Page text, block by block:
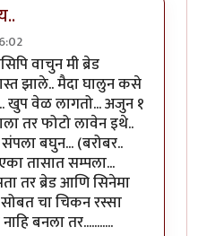
वाचुन मी ब्रेड
झाले.. मैदा घालुन कसे
खुप वेळ लागतो... अजुन १
तर फोटो लावेन इथे..
बघुन... (बरोबर..
तासात सम्पला...
तर ब्रेड आणि सिनेमा
चा चिकन रस्सा
बनला तर...........